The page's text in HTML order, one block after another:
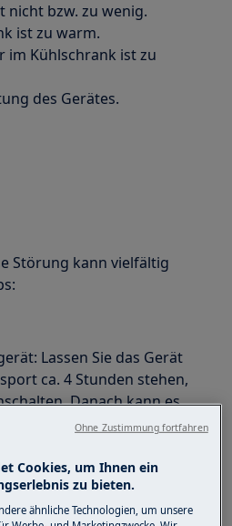
nicht bzw. zu wenig.
ist zu warm.
im Kühlschrank ist zu
des Gerätes.
Störung kann vielfältig
Lassen Sie das Gerät
ca. 4 Stunden stehen,
Danach kann es
(bis zu 12h) benötigen bis
dass das Gerät gemäß
aufgestellt ist.
Cookies, um Ihnen ein
zu bieten.
ähnliche Technologien, um unsere
Ohne Zustimmung fortfahren